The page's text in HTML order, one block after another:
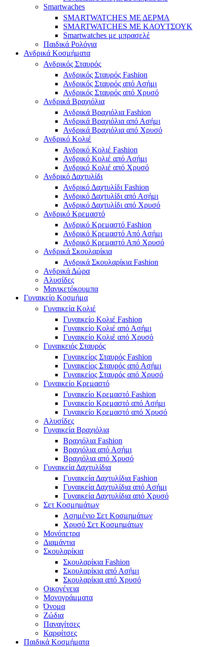
Smartwaches
SMARTWATCHES ΜΕ ΔΕΡΜΑ
SMARTWATCHES ΜΕ ΚΑΟΥΤΣΟΥΚ
Smartwatches με μπρασελέ
Παιδικά Ρολόγια
Ανδρικά Κοσμήματα
Ανδρικός Σταυρός
Ανδρικός Σταυρός Fashion
Ανδρικός Σταυρός από Ασήμι
Ανδρικός Σταυρός από Χρυσό
Ανδρικά Βραχιόλια
Ανδρικά Βραχιόλια Fashion
Ανδρικά Βραχιόλια από Ασήμι
Ανδρικά Βραχιόλια από Χρυσό
Ανδρικό Κολιέ
Ανδρικό Κολιέ Fashion
Ανδρικό Κολιέ από Ασήμι
Ανδρικό Κολιέ από Χρυσό
Ανδρικό Δαχτυλίδι
Ανδρικό Δαχτυλίδι Fashion
Ανδρικό Δαχτυλίδι από Ασήμι
Ανδρικό Δαχτυλίδι από Χρυσό
Ανδρικό Κρεμαστό
Ανδρικό Κρεμαστό Fashion
Ανδρικό Κρεμαστό Από Ασήμι
Ανδρικό Κρεμαστό Από Χρυσό
Ανδρικά Σκουλαρίκια
Ανδρικά Σκουλαρίκια Fashion
Ανδρικά Δώρα
Αλυσίδες
Μανικετόκουμπα
Γυναικείο Κοσμήμα
Γυναικεία Κολιέ
Γυναικείο Κολιέ Fashion
Γυναικείο Κολιέ από Ασήμι
Γυναικείο Κολιέ από Χρυσό
Γυναικειός Σταυρός
Γυναικείος Σταυρός Fashion
Γυναικείος Σταυρός από Ασήμι
Γυναικείος Σταυρός από Χρυσό
Γυναικείο Κρεμαστό
Γυναικείο Κρεμαστό Fashion
Γυναικείο Κρεμαστό από Ασήμι
Γυναικείο Κρεμαστό από Χρυσό
Αλυσίδες
Γυναικεία Βραχιόλια
Βραχιόλια Fashion
Βραχιόλια από Ασήμι
Βραχιόλια από Χρυσό
Γυναικεία Δαχτυλίδια
Γυναικεία Δαχτυλίδια Fashion
Γυναικεία Δαχτυλίδια από Ασήμι
Γυναικεία Δαχτυλίδια από Χρυσό
Σετ Κοσμημάτων
Ασημένιο Σετ Κοσμημάτων
Χρυσό Σετ Κοσμημάτων
Μονόπετρα
Διαμάντια
Σκουλαρίκια
Σκουλαρίκια Fashion
Σκουλαρίκια από Ασήμι
Σκουλαρίκια από Χρυσό
Οικογένεια
Μονογράμματα
Όνομα
Ζώδια
Παναγίτσες
Καρφίτσες
Παιδικά Κοσμήματα